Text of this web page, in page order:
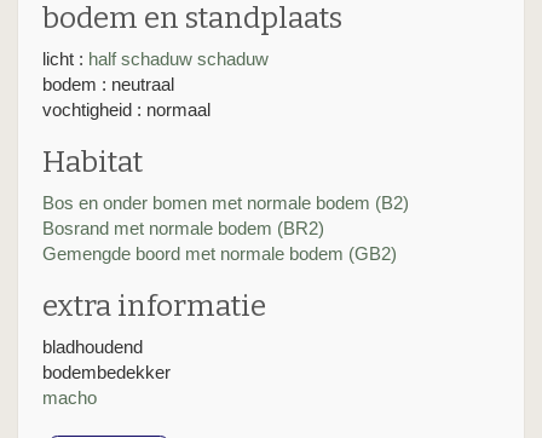
bodem en standplaats
licht : half schaduw schaduw
bodem : neutraal
vochtigheid : normaal
Habitat
Bos en onder bomen met normale bodem (B2)
Bosrand met normale bodem (BR2)
Gemengde boord met normale bodem (GB2)
extra informatie
bladhoudend
bodembedekker
macho